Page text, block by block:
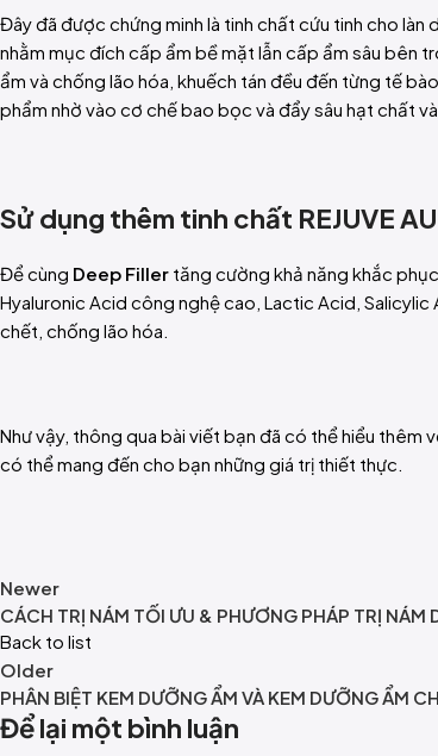
Đây đã được chứng minh là tinh chất cứu tinh cho
nhằm mục đích cấp ẩm bề mặt lẫn cấp ẩm sâu bên
ẩm và chống lão hóa, khuếch tán đều đến từng tế
phẩm nhờ vào cơ chế bao bọc và đẩy sâu hạt chất
Sử dụng thêm tinh chất REJUVE
Để cùng Deep Filler tăng cường khả năng khắc
Hyaluronic Acid công nghệ cao, Lactic Acid,
chết, chống lão hóa.
Như vậy, thông qua bài viết bạn đã có thể hiểu thêm
có thể mang đến cho bạn những giá trị thiết thực.
Newer
CÁCH TRỊ NÁM TỐI ƯU & PHƯƠNG PHÁP TRỊ NÁM
Back to list
Older
PHÂN BIỆT KEM DƯỠNG ẨM VÀ KEM DƯỠNG ẨM
Để lại một bình luận